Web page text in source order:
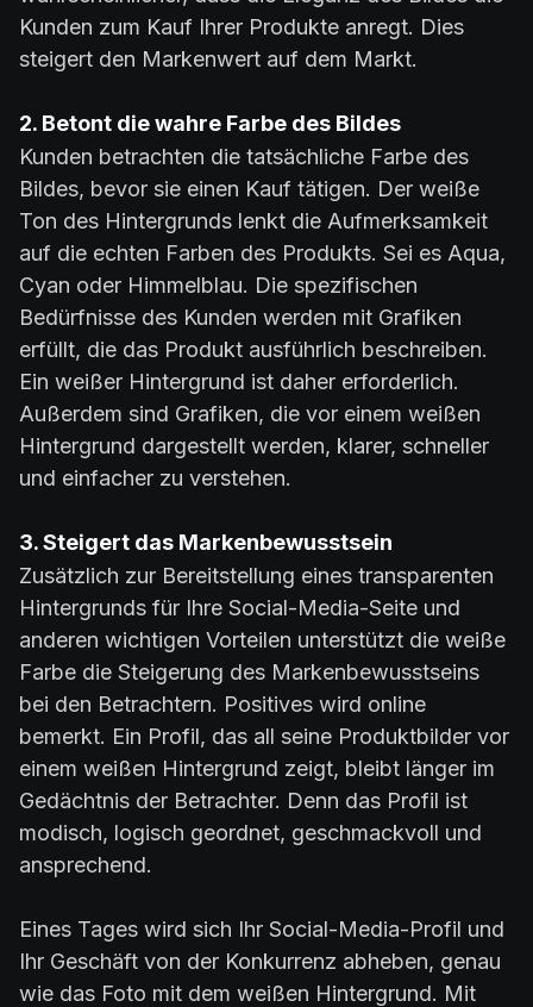
Kunden zum Kauf Ihrer Produkte anregt. Dies
steigert den Markenwert auf dem Markt.
2. Betont die wahre Farbe des Bildes
Kunden betrachten die tatsächliche Farbe des
Bildes, bevor sie einen Kauf tätigen. Der weiße
Ton des Hintergrunds lenkt die Aufmerksamkeit
auf die echten Farben des Produkts. Sei es Aqua,
Cyan oder Himmelblau. Die spezifischen
Bedürfnisse des Kunden werden mit Grafiken
erfüllt, die das Produkt ausführlich beschreiben.
Ein weißer Hintergrund ist daher erforderlich.
Außerdem sind Grafiken, die vor einem weißen
Hintergrund dargestellt werden, klarer, schneller
und einfacher zu verstehen.
3. Steigert das Markenbewusstsein
Zusätzlich zur Bereitstellung eines transparenten
Hintergrunds für Ihre Social-Media-Seite und
anderen wichtigen Vorteilen unterstützt die weiße
Farbe die Steigerung des Markenbewusstseins
bei den Betrachtern. Positives wird online
bemerkt. Ein Profil, das all seine Produktbilder vor
einem weißen Hintergrund zeigt, bleibt länger im
Gedächtnis der Betrachter. Denn das Profil ist
modisch, logisch geordnet, geschmackvoll und
ansprechend.
Eines Tages wird sich Ihr Social-Media-Profil und
Ihr Geschäft von der Konkurrenz abheben, genau
wie das Foto mit dem weißen Hintergrund. Mit